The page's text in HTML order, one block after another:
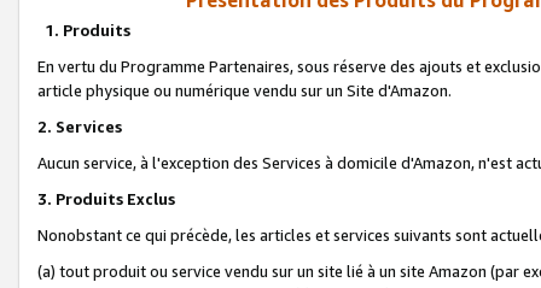
1. Produits
En vertu du Programme Partenaires, sous réserve des ajouts et
article physique ou numérique vendu sur un Site d'Amazon.
2. Services
Aucun service, à l'exception des Services à domicile d'Amazon, n'est
3. Produits Exclus
Nonobstant ce qui précède, les articles et services suivants sont
(a) tout produit ou service vendu sur un site lié à un site Amazon (par